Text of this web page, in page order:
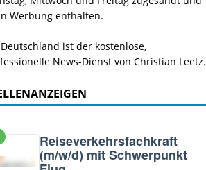
Werbung enthalten.
ist der kostenlose,
News-Dienst von Christian Leetz.